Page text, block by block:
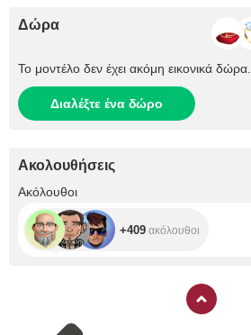
Δώρα
Το μοντέλο δεν έχει ακόμη εικονικά
Διαλέξτε ένα δώρο
Ακολουθήσεις
Ακόλουθοι
+409 ακόλουθοι